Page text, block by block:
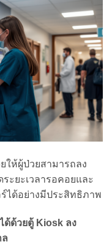
ห้ผู้ป่วยสามารถลง
ระยะเวลารอคอยและ
ได้อย่างมีประสิทธิภาพ
ด้ด้วยตู้ Kiosk ลง